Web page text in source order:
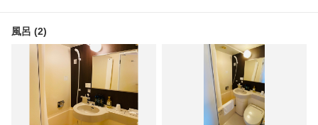
風呂 (2)